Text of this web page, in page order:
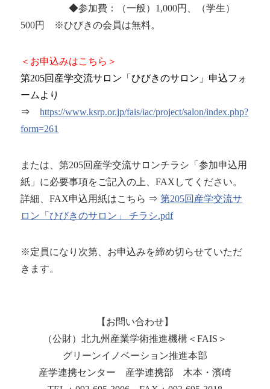
◆参加費：（一般）1,000円、（学生）
500円 ※ひびきの会員は無料。
＜お申込みはこちら＞
第205回産学交流サロン「ひびきのサロン」申込フォ
ームより
⇒https://www.ksrp.or.jp/fais/iac/project/salon/index.php?
form=261
または、第205回産学交流サロンチラシ「参加申込用
紙」に必要事項をご記入の上、FAXしてください。
詳細、FAX申込用紙はこちら ⇒第205回産学交流サ
ロン「ひびきのサロン」 チラシ.pdf
※定員になり次第、お申込みを締め切らせていただ
きます。
【お問い合わせ】
（公財）北九州産業学術推進機構＜ FAIS ＞
グリーンイノベーション推進本部
産学連携センター 産学連携部 木本・濱崎